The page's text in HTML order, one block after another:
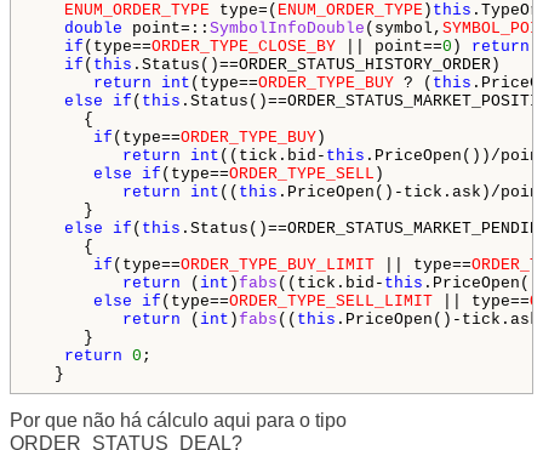
ENUM_ORDER_TYPE type=( ENUM_ORDER_TYPE ) this
double point=:: SymbolInfoDouble (symbol,
if (type==ORDER_TYPE_CLOSE_BY || point==0 ) return
if ( this .Status()==ORDER_STATUS_HISTORY_ORDER)
return
int (type==ORDER_TYPE_BUY ? ( this
else
if ( this
{
if (type==ORDER_TYPE_BUY )
return
int ((tick.bid- this .PriceOpen())/
else
if (type==ORDER_TYPE_SELL )
return
int (( this .PriceOpen()-tick.ask)/
}
else
if ( this
{
if (type==ORDER_TYPE_BUY_LIMIT || type==
return ( int )fabs ((tick.bid- this
else
if (type==ORDER_TYPE_SELL_LIMIT || type==
return ( int )fabs (( this .PriceOpen()-
}
return 0 ;
}
Por que não há cálculo aqui para o tipo
ORDER_STATUS_DEAL?